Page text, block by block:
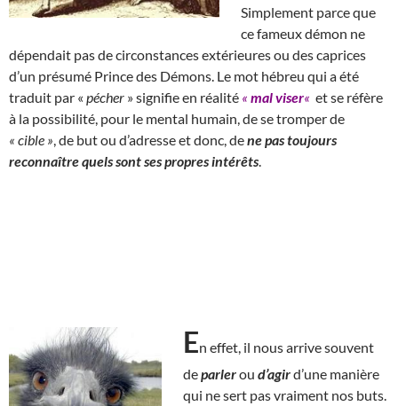
Simplement parce que
ce fameux démon ne
dépendait pas de circonstances extérieures ou des caprices
d’un présumé Prince des Démons. Le mot hébreu qui a été
traduit par « pécher » signifie en réalité « mal viser« et se réfère
à la possibilité, pour le mental humain, de se tromper de
« cible » , de but ou d’adresse et donc, dene pas toujours
reconnaître quels sont ses propres intérêts
En effet, il nous arrive souvent
deparlerou d’agird’une manière
qui ne sert pas vraiment nos buts.